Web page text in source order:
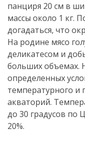
панциря 20 см в
массы около 1 кг.
догадаться, что
На родине мясо
деликатесом и
больших объемах.
определенных
температурного и
акваторий.
до 30 градусов по
20%.